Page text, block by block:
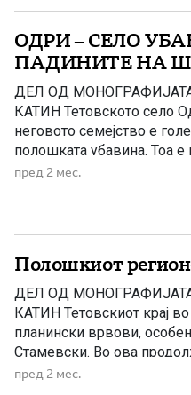
ОДРИ – СЕЛО
ПАДИНИТЕ НА
ДЕЛ ОД МОНОГРАФИЈАТА
КАТИН Тетовското село
неговото семејство е
полошката убавина. Тоа
каде живее, се гради, се
пред 2 мес.
Полошкиот
ДЕЛ ОД
КАТИН Тетовскиот крај
планински врвови,
Стамевски. Во ова
на познатиот
пред 2 мес.